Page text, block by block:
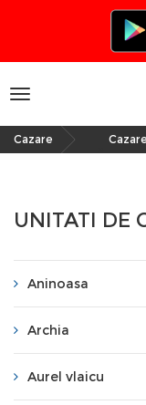
Cazare
UNITATI DE
Aninoasa
Archia
Aurel vlaicu